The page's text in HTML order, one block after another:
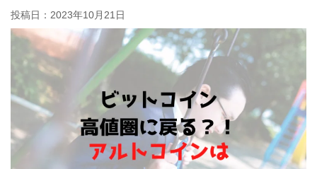
投稿日： 2023年10月21日